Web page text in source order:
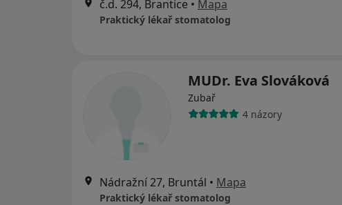
č.d. 294, Brantice • Mapa
Praktický lékař stomatolog
MUDr. Eva Slováková
Zubař
4 názory
Nádražní 27, Bruntál • Mapa
Praktický lékař stomatolog